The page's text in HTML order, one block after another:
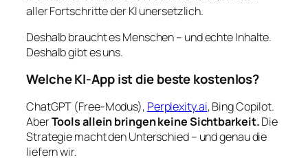
aller Fortschritte der KI unersetzlich.
Deshalb braucht es Menschen – und echte Inhalte.
Deshalb gibt es uns.
Welche KI-App ist die beste kostenlos?
ChatGPT (Free-Modus), Perplexity.ai, Bing Copilot.
AberTools allein bringen keine Sichtbarkeit.Die
Strategie macht den Unterschied – und genau die
liefern wir.